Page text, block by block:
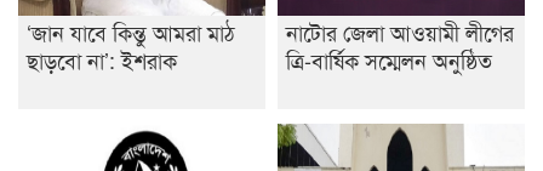
‘জান যাবে কিন্তু আমরা মাঠ
ছাড়বো না’: ইশরাক
নাটোর জেলা আওয়ামী লীগের
ত্রি-বার্ষিক সম্মেলন অনুষ্ঠিত